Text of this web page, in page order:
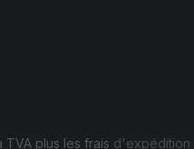
TVA plus les frais d'expédition